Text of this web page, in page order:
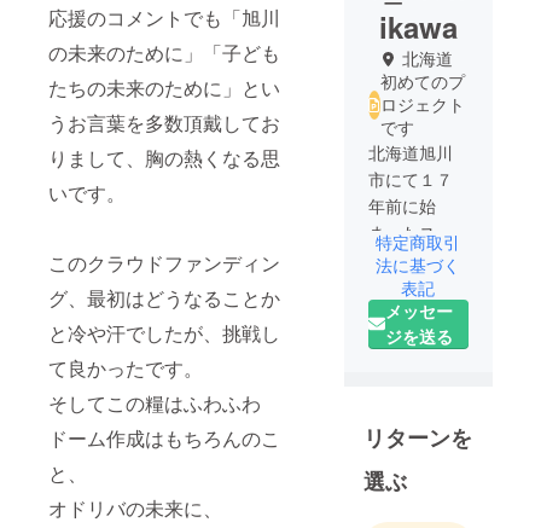
応援のコメントでも「旭川
の未来のために」「子ども
たちの未来のために」とい
うお言葉を多数頂戴してお
りまして、胸の熱くなる思
いです。
このクラウドファンディン
グ、最初はどうなることか
と冷や汗でしたが、挑戦し
て良かったです。
そしてこの糧はふわふわ
ドーム作成はもちろんのこ
と、
オドリバの未来に、
ikawa
北海道
初めてのプ
ロジェクト
です
北海道旭川
市にて１７
年前に始
まったスト
リートダン
スイベント
「オドリ
バ」実行委
特定商取引
法に基づく
表記
メッセー
ジを送る
リターンを
選ぶ